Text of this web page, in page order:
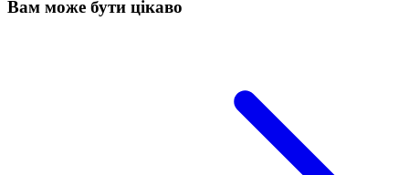
Вам може бути цікаво